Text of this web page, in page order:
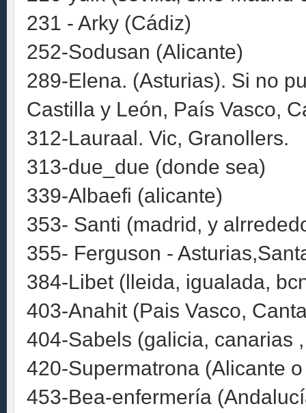
231 - Arky (Cádiz)
252-Sodusan (Alicante)
289-Elena. (Asturias). Si no
Castilla y León, País Vasco,
312-Lauraal. Vic, Granollers.
313-due_due (donde sea)
339-Albaefi (alicante)
353- Santi (madrid, y
355- Ferguson -
384-Libet (lleida, igualada,
403-Anahit (Pais Vasco,
404-Sabels (galicia, canarias
420-Supermatrona (Alicante
453-Bea-enfermería